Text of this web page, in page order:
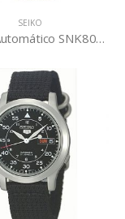
SEIKO
Seiko 5 Automático SNK803K2